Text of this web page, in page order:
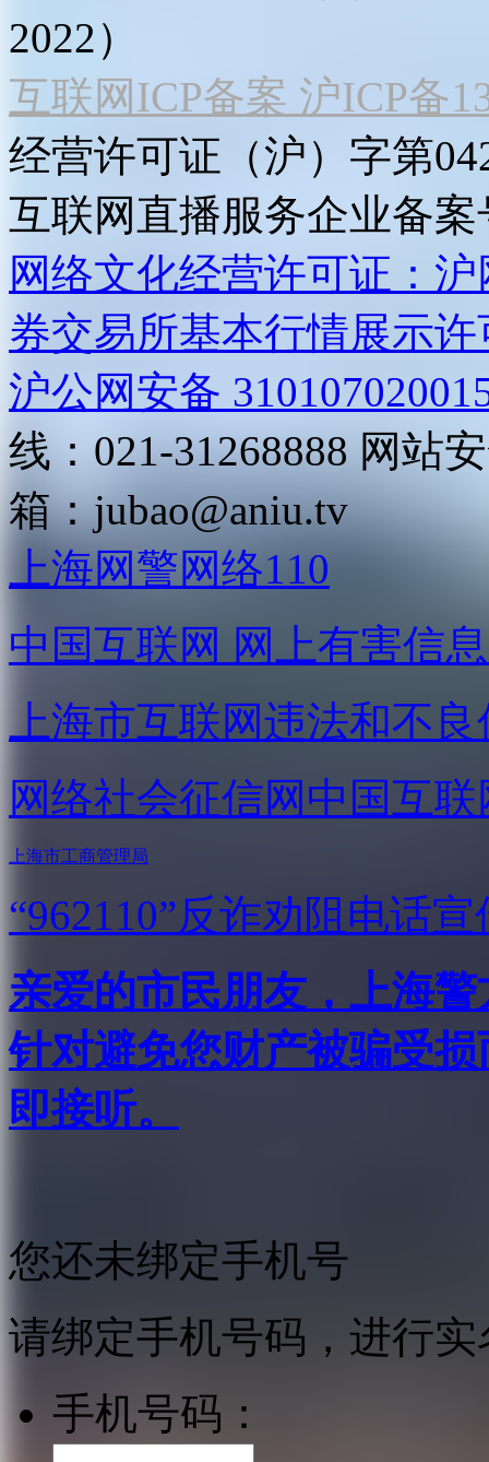
2022）
互联网ICP备案 沪ICP备
经营许可证（沪）字第
互联网直播服务企业备案
网络文化经营许可证：
券交易所基本行情展示许
沪公网安备
线：021-31268888 网站
箱：jubao@aniu.tv
上海网警网络110
中国互联网 网上有害信
上海市互联网违法和不
网络社会征信网 中国互
上海市工商管理局
“962110”反诈劝阻电话宣
亲爱的市民朋友，上海
针对避免您财产被骗受
即接听。
您还未绑定手机号
请绑定手机号码，进行
手机号码：